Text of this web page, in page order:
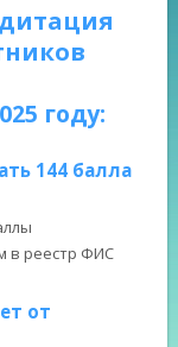
году:
144 балла
в реестр ФИС
от